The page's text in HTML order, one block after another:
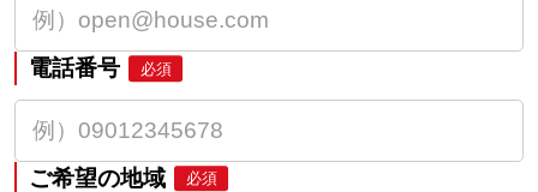
電話番号 必須
ご希望の地域 必須